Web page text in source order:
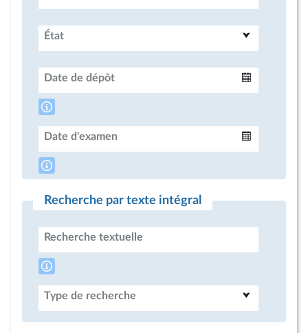
État
Date de dépôt
Date d'examen
Recherche par texte intégral
Recherche textuelle
Type de recherche